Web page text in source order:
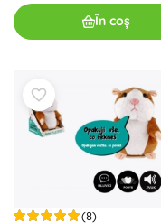
În coș
(8)